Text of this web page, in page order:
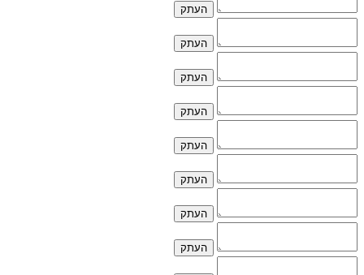
העתק
העתק
העתק
העתק
העתק
העתק
העתק
העתק